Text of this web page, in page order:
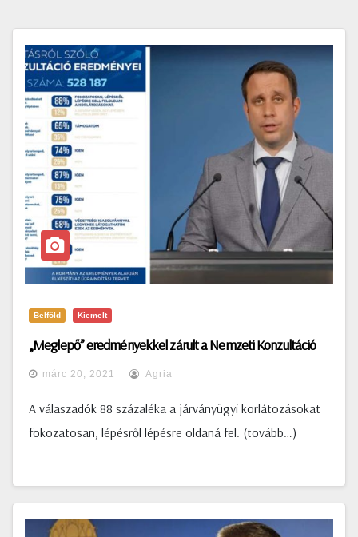
Belföld Kiemelt
„Meglepő” eredményekkel zárult a Nemzeti Konzultáció
márc 20, 2021 Agria
A válaszadók 88 százaléka a járványügyi korlátozásokat
fokozatosan, lépésről lépésre oldaná fel. (tovább…)